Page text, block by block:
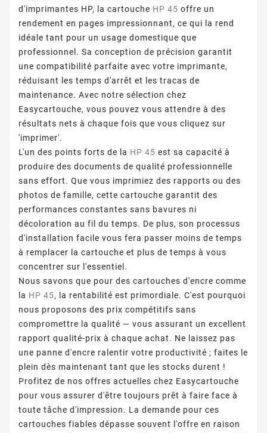
d'imprimantes HP, la cartouche HP 45 offre un
rendement en pages impressionnant, ce qui la rend
idéale tant pour un usage domestique que
professionnel. Sa conception de précision garantit
une compatibilité parfaite avec votre imprimante,
réduisant les temps d'arrêt et les tracas de
maintenance. Avec notre sélection chez
Easycartouche, vous pouvez vous attendre à des
résultats nets à chaque fois que vous cliquez sur
'imprimer'.
L'un des points forts de la HP 45 est sa capacité à
produire des documents de qualité professionnelle
sans effort. Que vous imprimiez des rapports ou des
photos de famille, cette cartouche garantit des
performances constantes sans bavures ni
décoloration au fil du temps. De plus, son processus
d'installation facile vous fera passer moins de temps
à remplacer la cartouche et plus de temps à vous
concentrer sur l'essentiel.
Nous savons que pour des cartouches d'encre comme
la HP 45, la rentabilité est primordiale. C'est pourquoi
nous proposons des prix compétitifs sans
compromettre la qualité — vous assurant un excellent
rapport qualité-prix à chaque achat. Ne laissez pas
une panne d'encre ralentir votre productivité ; faites le
plein dès maintenant tant que les stocks durent !
Profitez de nos offres actuelles chez Easycartouche
pour vous assurer d'être toujours prêt à faire face à
toute tâche d'impression. La demande pour ces
cartouches fiables dépasse souvent l'offre en raison